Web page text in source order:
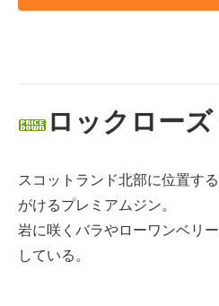
ロックローズ
スコットランド北部に位置す
がけるプレミアムジン。
岩に咲くバラやローワンベリ
している。